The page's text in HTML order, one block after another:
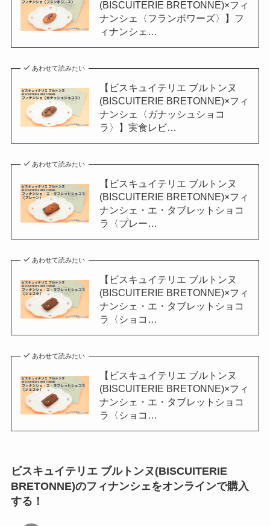
(BISCUITERIE BRETONNE)×フィ
ナンシェ〈フランボワーズ〉】フ
ィナンシェ…
あわせて読みたい
【ビスキュイテリエ ブルトンヌ
(BISCUITERIE BRETONNE)×フィ
ナンシェ〈ガナッシュショコ
ラ〉】実食レビ…
あわせて読みたい
【ビスキュイテリエ ブルトンヌ
(BISCUITERIE BRETONNE)×フィ
ナンシェ・エ・タブレットショコ
ラ〈プレー…
あわせて読みたい
【ビスキュイテリエ ブルトンヌ
(BISCUITERIE BRETONNE)×フィ
ナンシェ・エ・タブレットショコ
ラ〈ショコ…
あわせて読みたい
【ビスキュイテリエ ブルトンヌ
(BISCUITERIE BRETONNE)×フィ
ナンシェ・エ・タブレットショコ
ラ〈ショコ…
ビスキュイテリエ ブルトンヌ(BISCUITERIE
BRETONNE)のフィナンシェをオンラインで購入
する！